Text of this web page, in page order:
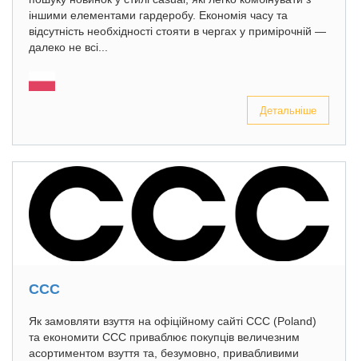
іншими елементами гардеробу. Економія часу та
відсутність необхідності стояти в чергах у примірочній —
далеко не всі...
Детальніше
CCC
Як замовляти взуття на офіційному сайті CCC (Poland)
та економити CCC приваблює покупців величезним
асортиментом взуття та, безумовно, привабливими